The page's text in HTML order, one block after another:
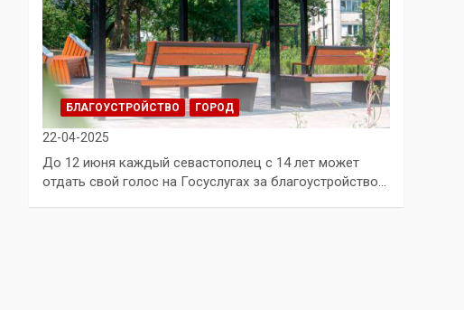
БЛАГОУСТРОЙСТВО ГОРОД
22-04-2025
До 12 июня каждый севастополец с 14 лет может
отдать свой голос на Госуслугах за благоустройство…